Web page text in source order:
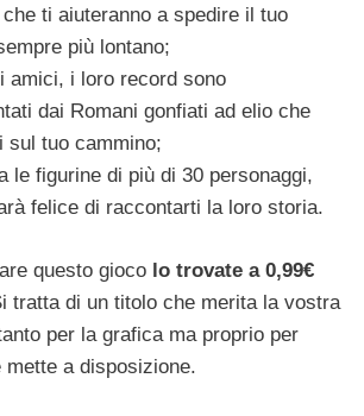
che ti aiuteranno a spedire il tuo
più lontano;
amici, i loro record sono
dai Romani gonfiati ad elio che
sul tuo cammino;
le figurine di più di 30 personaggi,
felice di raccontarti la loro storia.
questo gioco lo trovate a 0,99€
tratta di un titolo che merita la vostra
per la grafica ma proprio per
mette a disposizione.